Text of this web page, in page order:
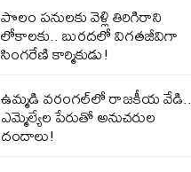
పొలం పనులకు వెళ్లి తిరిగిరాని
లోకాలకు.. బురదలో విగతజీవిగా
సింగరేణి కార్మికుడు!
ఉమ్మడి వరంగల్‌లో రాజకీయ వేడి..
ఎమ్మెల్యేల పేరుతో అనుచరుల
దందాలు!